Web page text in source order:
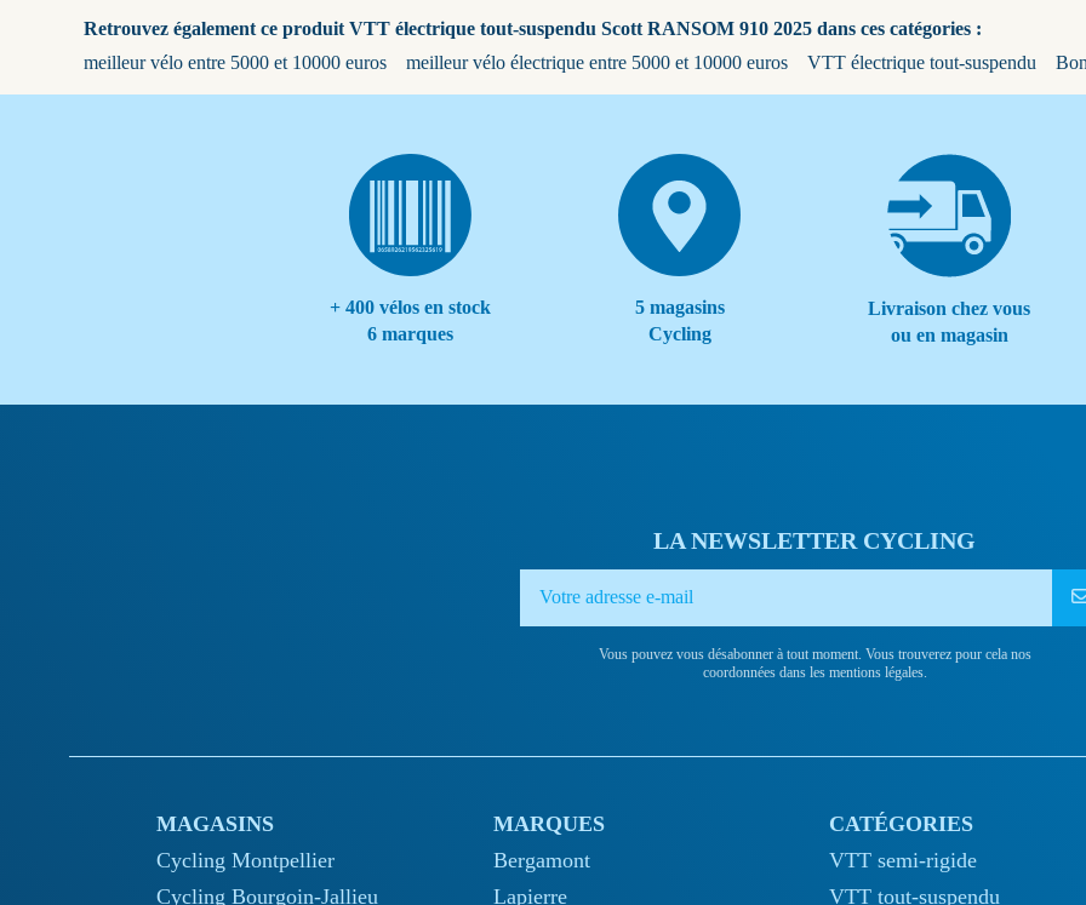
Retrouvez également ce produit VTT électrique tout-suspendu Scott RANSOM 910 2025 dans ces catégories :
meilleur vélo entre 5000 et 10000 euros
meilleur vélo électrique entre 5000 et 10000 euros VTT électrique tout-suspendu
+ 400 vélos en stock
6 marques
5 magasins
Cycling
Livraison chez vous
ou en magasin
LA NEWSLETTER CYCLING
Vous pouvez vous désabonner à tout moment. Vous trouverez pour cela nos
coordonnées dans les mentions légales.
MAGASINS
Cycling Montpellier
Cycling Bourgoin-Jallieu
MARQUES
Bergamont
Lapierre
CATÉGORIES
VTT semi-rigide
VTT tout-suspendu